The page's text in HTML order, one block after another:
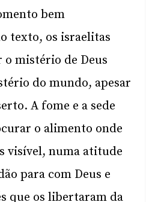
bem
texto, os israelitas
o mistério de Deus
do mundo, apesar
A fome e a sede
o alimento onde
visível, numa atitude
para com Deus e
que os libertaram da